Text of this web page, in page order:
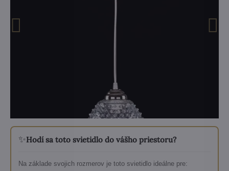
✨Hodí sa toto svietidlo do vášho priestoru?
Na základe svojich rozmerov je toto svietidlo ideálne pre: